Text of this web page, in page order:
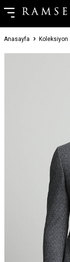
Anasayfa Koleksiyon